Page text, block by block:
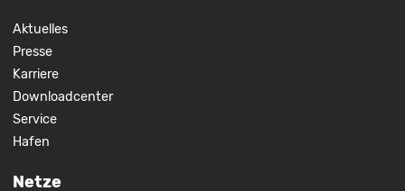
Aktuelles
Presse
Karriere
Downloadcenter
Service
Hafen
Netze